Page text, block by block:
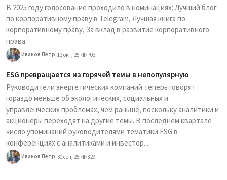
В 2025 году голосование проходило в номинациях: Лучший блог
по корпоративному праву в Telegram, Лучшая книга по
корпоративному праву, За вклад в развитие корпоративного
права
Иванов Петр 13 окт, 25 703
ESG превращается из горячей темы в непопулярную
Руководители энергетических компаний теперь говорят
гораздо меньше об экологических, социальных и
управленческих проблемах, чем раньше, поскольку аналитики и
акционеры переходят на другие темы. В последнем квартале
число упоминаний руководителями тематики ESG в
конференциях с аналитиками и инвестор...
Иванов Петр 30 сен, 25 829